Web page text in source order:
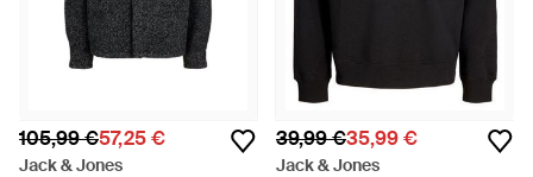
105,99 €57,25 €
Jack & Jones
39,99 €35,99 €
Jack & Jones